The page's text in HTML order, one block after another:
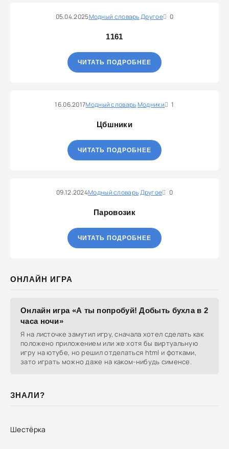
05.04.2025Модный словарьДругое 0
1161
ЧИТАТЬ ПОДРОБНЕЕ
16.06.2017Модный словарьМодники 1
Цбшники
ЧИТАТЬ ПОДРОБНЕЕ
09.12.2024Модный словарьДругое 0
Паровозик
ЧИТАТЬ ПОДРОБНЕЕ
ОНЛАЙН ИГРА
Онлайн игра «А ты попробуй! Добыть бухла в 2
часа ночи»
Я на листочке замутил игру, сначала хотел сделать как
положено приложением или же хотя бы виртуальную
игру на ютубе, но решил отделаться html и фотками,
зато играть можно даже на каком-нибудь сименсе.
ЗНАЛИ?
Шестёрка